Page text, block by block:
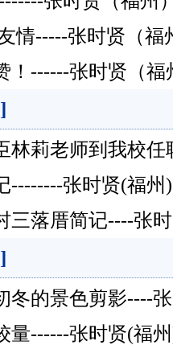
情-----张时贤（福
！------张时贤（
]
林莉老师到我校
--------张时贤(福
三落厝简记----张
]
冬的景色剪影----
量------张时贤(福